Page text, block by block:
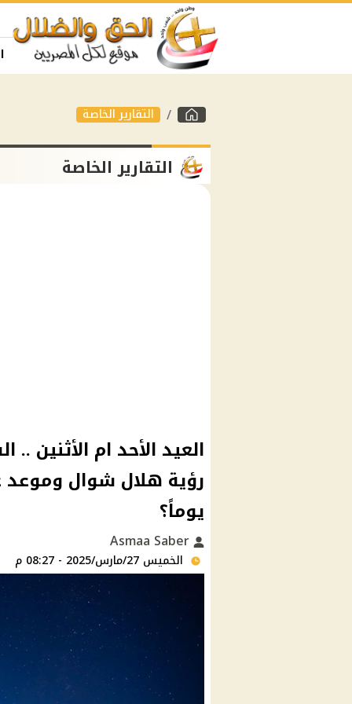
التقارير الخاصة
التقارير الخاصة
العيد الأحد ام
يوماً؟
الخميس 27/مارس/2025 - 08:27 م